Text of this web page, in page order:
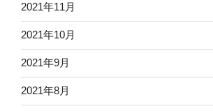
2021年11月
2021年10月
2021年9月
2021年8月